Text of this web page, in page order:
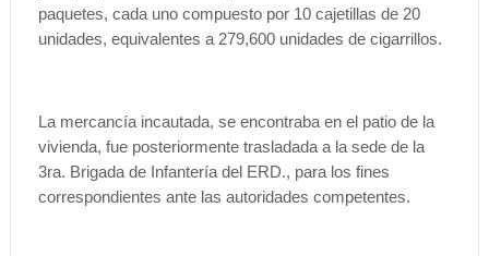
paquetes, cada uno compuesto por 10 cajetillas de 20
unidades, equivalentes a 279,600 unidades de cigarrillos.
La mercancía incautada, se encontraba en el patio de la
vivienda, fue posteriormente trasladada a la sede de la
3ra. Brigada de Infantería del ERD., para los fines
correspondientes ante las autoridades competentes.